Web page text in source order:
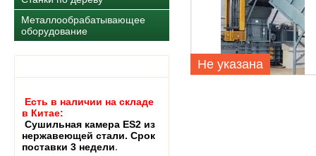
Металлообрабатывающее
оборудование
Есть в наличии на складе
в Китае:
Cушильная камера ES2 из
нержавеющей стали. Срок
поставки 3 недели.
Не указана